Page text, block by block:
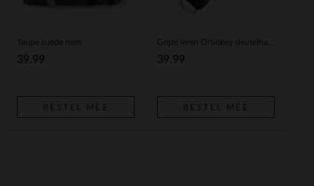
Taupe suède riem
39.99
BESTEL MEE
39.99
BESTEL MEE